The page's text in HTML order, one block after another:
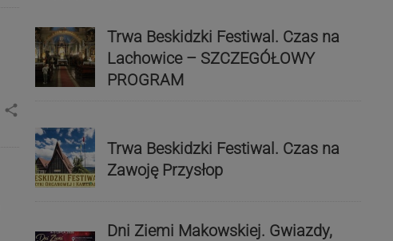
share
Trwa Beskidzki Festiwal. Czas na
Lachowice – SZCZEGÓŁOWY
PROGRAM
Trwa Beskidzki Festiwal. Czas na
Zawoję Przysłop
Dni Ziemi Makowskiej. Gwiazdy,